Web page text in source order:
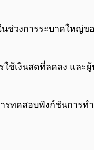
นช่วงการระบาดใหญ่ข
ช้เงินสดที่ลดลง และ
รทดสอบฟังก์ชันการท